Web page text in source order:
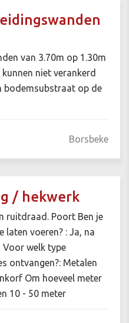
van 3.70m op 1.30m
niet verankerd
bodemsubstraat op de
Borsbeke
/ hekwerk
ruitdraad. Poort Ben je
laten voeren? : Ja, na
Voor welk type
ontvangen?: Metalen
Om hoeveel meter
10 - 50 meter